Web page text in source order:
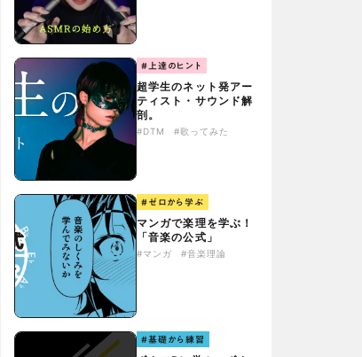
#上達のヒント
超学生のネット発アー
ティスト・サウンド解
剖。
#DTM #歌ってみた
#ゼロから学ぶ
マンガで楽理を学ぶ！
「音楽の公式」
#マンガ #音楽理論
#基礎から練習